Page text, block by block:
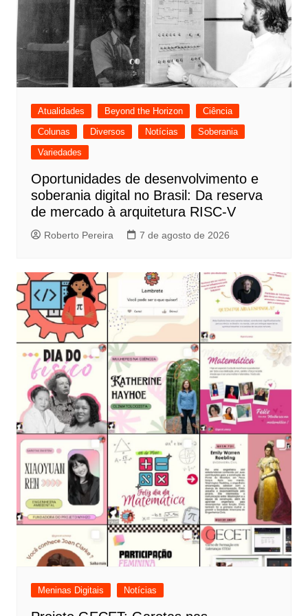
Atualidades Beyond the Horizon
Ciência
Colunas
Diversos Notícias
Soberania
Variedades
Oportunidades de desenvolvimento e
soberania digital no Brasil: Da reserva
de mercado à arquitetura RISC-V
Roberto Pereira 7 de agosto de 2026
Meninas Digitais Notícias